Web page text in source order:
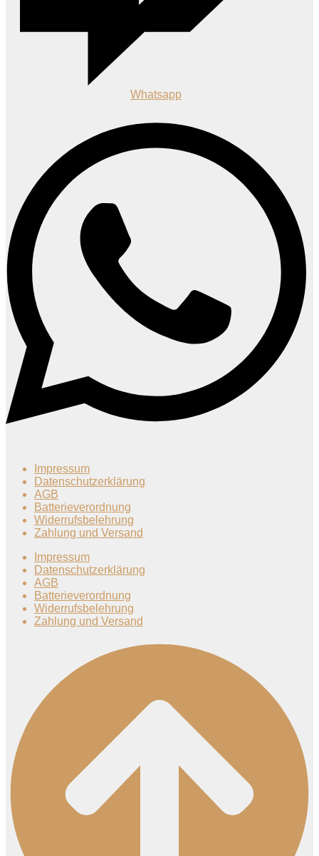
Whatsapp
Impressum
Datenschutzerklärung
AGB
Batterieverordnung
Widerrufsbelehrung
Zahlung und Versand
Impressum
Datenschutzerklärung
AGB
Batterieverordnung
Widerrufsbelehrung
Zahlung und Versand